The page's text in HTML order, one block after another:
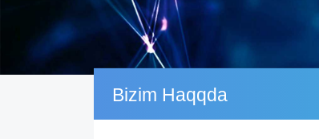
Bizim Haqqda